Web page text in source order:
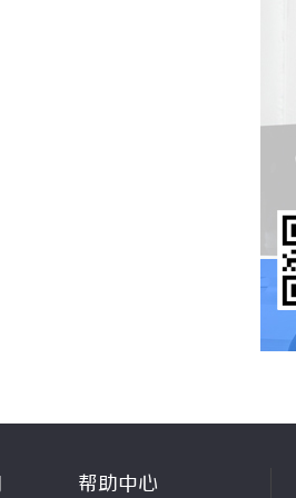
帮助中心